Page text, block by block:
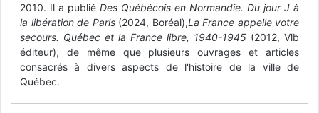
2010. Il a publié Des Québécois en Normandie. Du jour J à
la libération de Paris (2024, Boréal),La France appelle votre
secours. Québec et la France libre, 1940-1945 (2012, Vlb
éditeur), de même que plusieurs ouvrages et articles
consacrés à divers aspects de l'histoire de la ville de
Québec.